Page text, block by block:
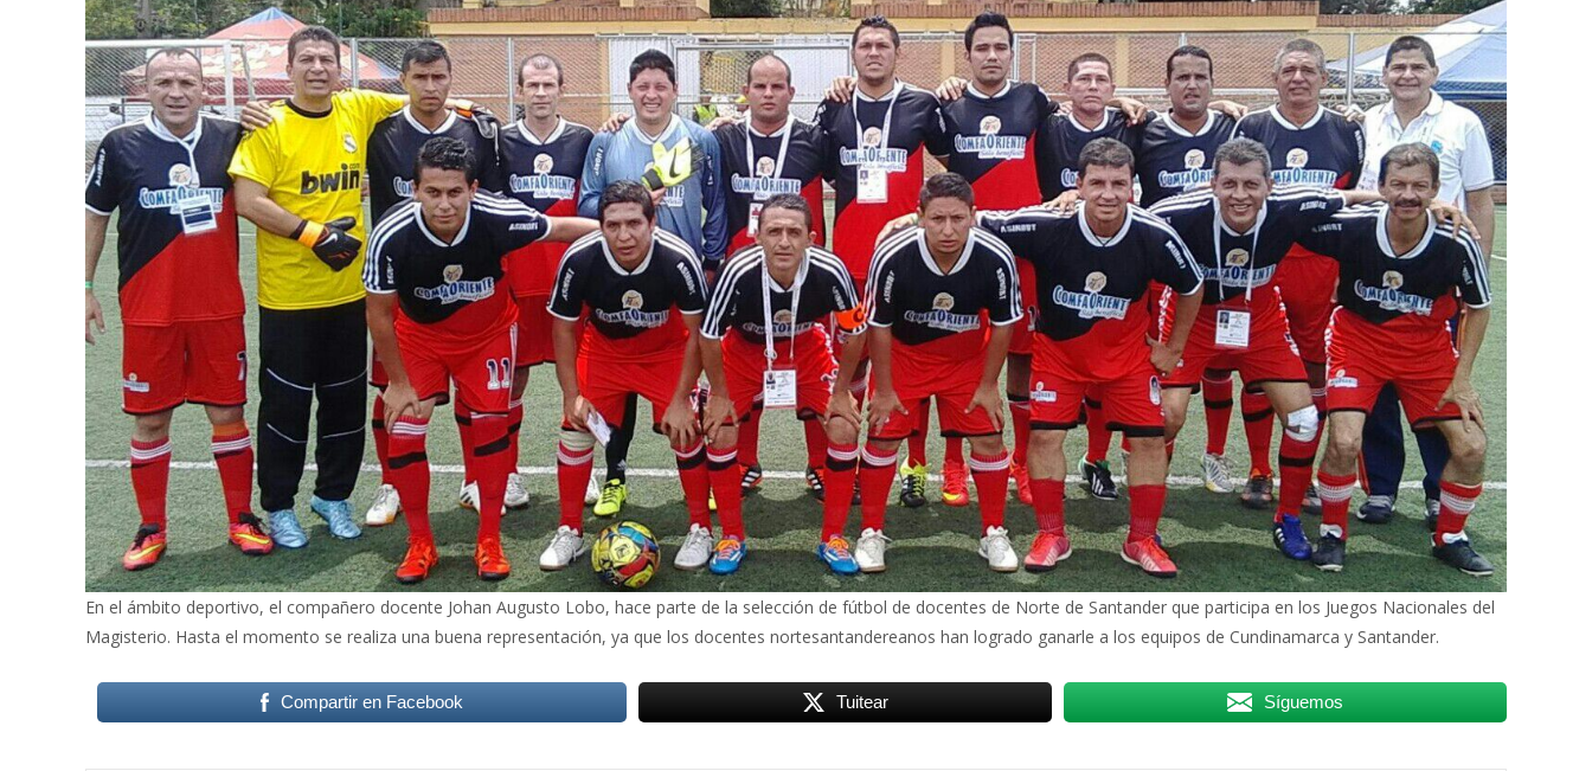
En el ámbito deportivo, el compañero docente Johan Augusto Lobo, hace parte de la selección de fútbol de docentes de Norte de Santander que participa en los Juegos Nacionales del
Magisterio. Hasta el momento se realiza una buena representación, ya que los docentes nortesantandereanos han logrado ganarle a los equipos de Cundinamarca y Santander.
Compartir en Facebook Tuitear Síguemos